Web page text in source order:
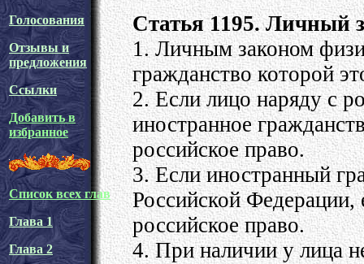
Голосования
Отзывы и
предложения
Ссылки
Добавить в
избранное
Список всех глав
Глава 1
Глава 2
Статья 1195. Личный
1. Личным законом
гражданство которой
2. Если лицо наряду с
иностранное
российское право.
3. Если иностранный
Российской Федерации,
российское право.
4. При наличии у лица